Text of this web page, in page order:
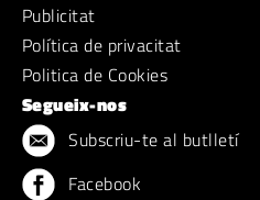
Publicitat
Política de privacitat
Politica de Cookies
Segueix-nos
Subscriu-te al butlletí
Facebook